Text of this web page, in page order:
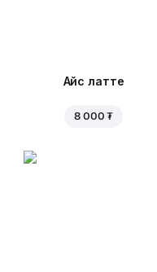
Айс латте
8 000 ₮